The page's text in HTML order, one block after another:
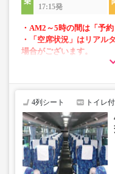
17:15発
・AM2～5時の間は「予
・「空席状況」はリアル
場合がございます。
・車内トイレ完備で長
4列シート トイレ